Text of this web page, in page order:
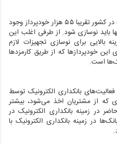
گزارش‌های رسمی نشان می‌دهد که در کشور تقریبا ۵۵ هزار خودپرداز وجود
۱۰ درصد از آنها باید نوسازی شود. از طرفی اغلب این
بالایی برای نوسازی تجهیزات لازم
این خودپردازها که از طریق کارمزد‌ها
است.
بانکداری الکترونیک توسط
که از مشتریان اخذ می‌شود، بیشتر
در زمینه بانکداری الکترونیک در
در زمینه بانکداری الکترونیک با